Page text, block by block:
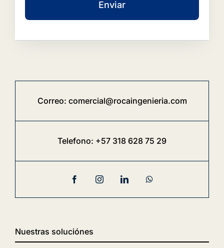
Enviar
Correo: comercial@rocaingenieria.com
Telefono: +57 318 628 75 29
Nuestras soluciónes